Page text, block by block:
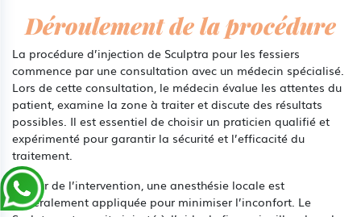
Déroulement de la procédure
La procédure d’injection de Sculptra pour les fessiers
commence par une consultation avec un médecin spécialisé.
Lors de cette consultation, le médecin évalue les attentes du
patient, examine la zone à traiter et discute des résultats
possibles. Il est essentiel de choisir un praticien qualifié et
expérimenté pour garantir la sécurité et l’efficacité du
traitement.
Le jour de l’intervention, une anesthésie locale est
généralement appliquée pour minimiser l’inconfort. Le